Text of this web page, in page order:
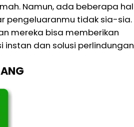
Namun, ada beberapa hal
pengeluaranmu tidak sia-sia.
mereka bisa memberikan
dan solusi perlindungan